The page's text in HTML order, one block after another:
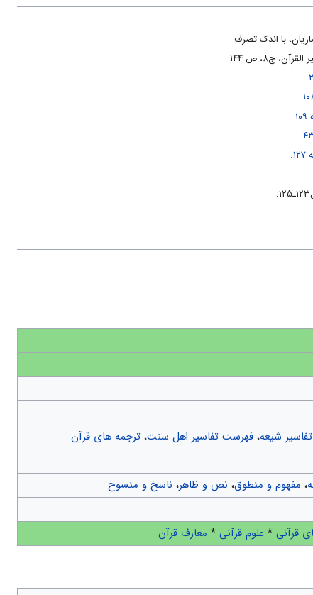
با اندک تصرف
ج‏۸، ص ۱۴۴
شیعه، فهرست تفاسیر اهل سنت، ترجمه های قرآن
، مفهوم و منطوق، نص و ظاهر، ناسخ و منسوخ
قرآنی * علوم قرآنی * معارف قرآن